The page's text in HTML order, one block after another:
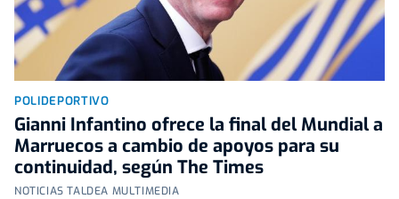
POLIDEPORTIVO
Gianni Infantino ofrece la final del Mundial a
Marruecos a cambio de apoyos para su
continuidad, según The Times
NOTICIAS TALDEA MULTIMEDIA